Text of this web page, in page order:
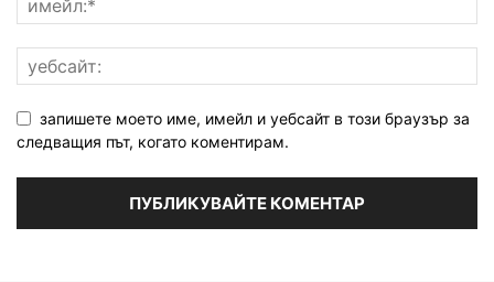
запишете моето име, имейл и уебсайт в този браузър за
следващия път, когато коментирам.